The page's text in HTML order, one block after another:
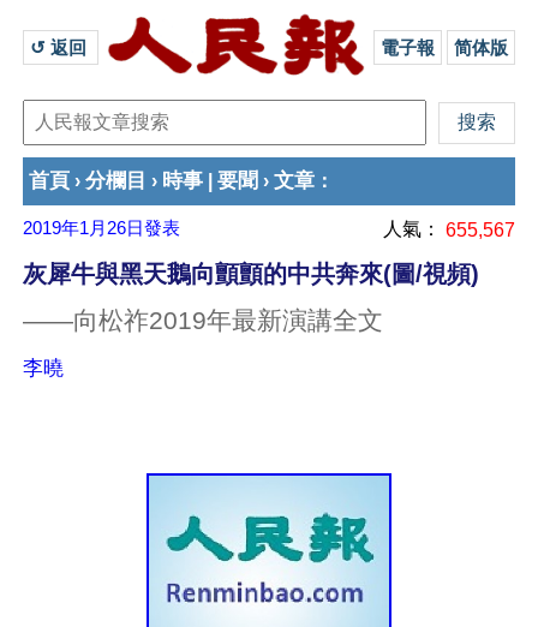
↺ 返回 電子報 简体版
首頁 › 分欄目 › 時事 要聞 › 文章 ：
2019年1月26日發表 人氣： 655,567
灰犀牛與黑天鵝向顫顫的中共奔來(圖/視頻)
——向松祚2019年最新演講全文
李曉